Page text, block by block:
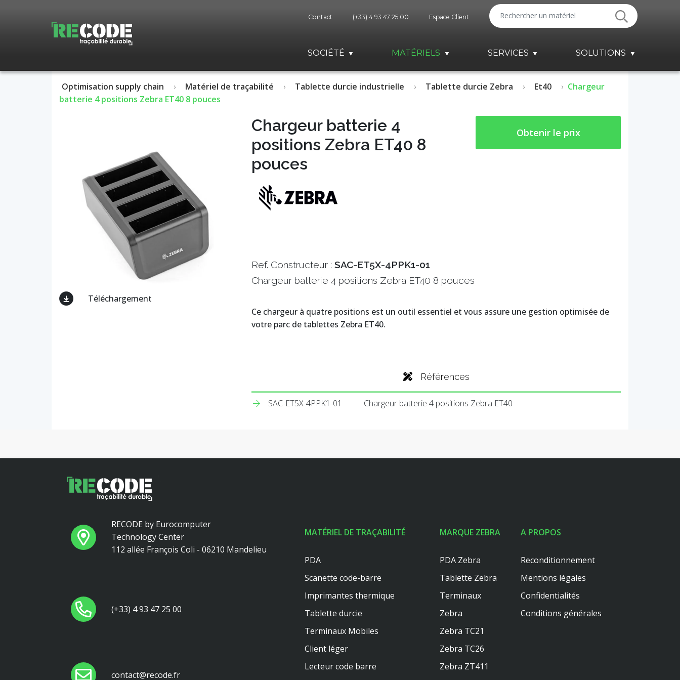
Contact (+33) 4 93 47 25 00 Espace Client
SOCIÉTÉ MATÉRIELS SERVICES SOLUTIONS
Optimisation supply chain Matériel de traçabilité Tablette durcie industrielle Tablette durcie Zebra Et40
Chargeur
batterie 4 positions Zebra ET40 8 pouces
Téléchargement
Chargeur batterie 4
positions Zebra ET40 8
pouces
Obtenir le prix
Ref. Constructeur : SAC-ET5X-4PPK1-01
Chargeur batterie 4 positions Zebra ET40 8 pouces
Ce chargeur à quatre positions est un outil essentiel et vous assure une gestion optimisée de
votre parc de tablettes Zebra ET40.
Références
SAC-ET5X-4PPK1-01 Chargeur batterie 4 positions Zebra ET40
RECODE by Eurocomputer
Technology Center
112 allée François Coli - 06210 Mandelieu
(+33) 4 93 47 25 00
contact@recode.fr
MATÉRIEL DE TRAÇABILITÉ
PDA
Scanette code-barre
Imprimantes thermique
Tablette durcie
Terminaux Mobiles
Client léger
Lecteur code barre
MARQUE ZEBRA
PDA Zebra
Tablette Zebra
Terminaux
Zebra
Zebra TC21
Zebra TC26
Zebra ZT411
A PROPOS
Reconditionnement
Mentions légales
Confidentialités
Conditions générales